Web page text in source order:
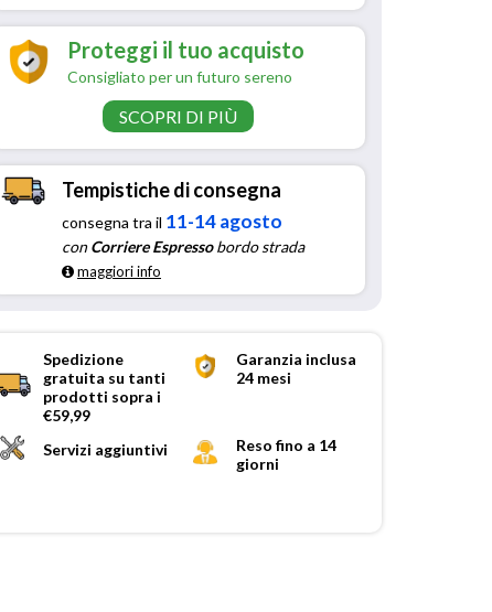
Proteggi il tuo acquisto
Consigliato per un futuro sereno
SCOPRI DI PIÙ
Tempistiche di consegna
consegna tra il 11-14 agosto
conCorriere Espressobordo strada
maggiori info
Spedizione
gratuita su tanti
prodotti sopra i
€59,99
Garanzia inclusa
24 mesi
Servizi aggiuntivi
Reso fino a 14
giorni